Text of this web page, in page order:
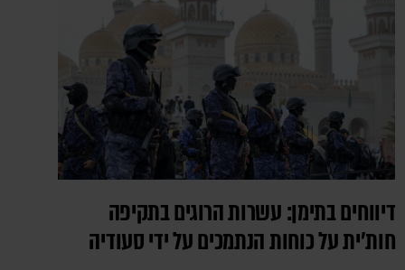
דיווחים בתימן: עשרות הרוגים בתקיפה
חות'ית על כוחות הנתמכים על ידי סעודיה